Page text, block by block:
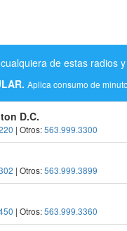
de estas radios
Aplica consumo de
D.C.
| Otros:563.999.3300
| Otros:563.999.3899
| Otros:563.999.3360